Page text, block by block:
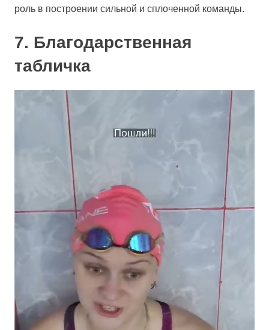
роль в построении сильной и сплоченной команды.
7. Благодарственная
табличка